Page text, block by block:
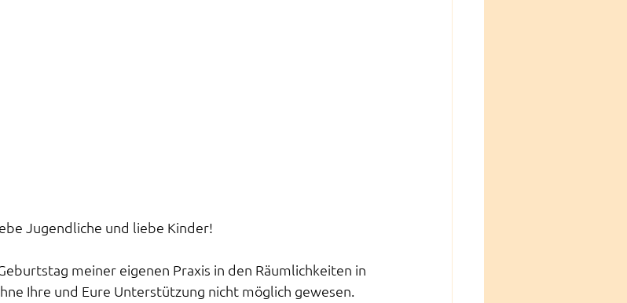
Jugendliche und liebe Kinder!
meiner eigenen Praxis in den Räumlichkeiten in
Ihre und Eure Unterstützung nicht möglich gewesen.